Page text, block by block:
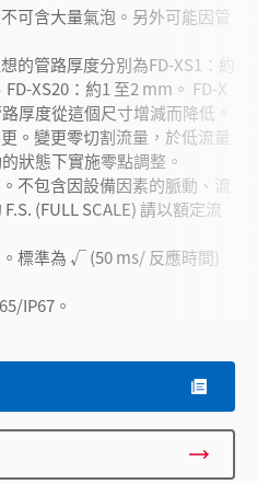
可含大量氣泡。另外可能因管
的管路厚度分別為FD-XS1：約
XS20：約1 至2 mm。 FD-X
厚度從這個尺寸增減而降低。
。變更零切割流量，於低流量
狀態下實施零點調整。
不包含因設備因素的脈動、流
(FULL SCALE) 請以額定流
標準為 √ (50 ms/ 反應時間)
IP67。